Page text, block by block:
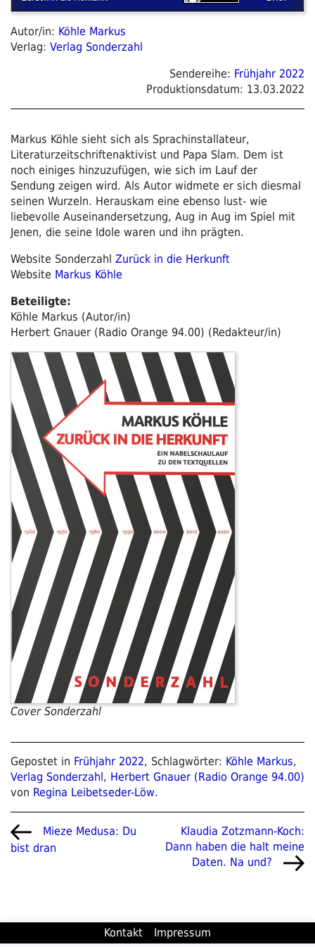
Autor/in: Köhle Markus
Verlag: Verlag Sonderzahl
Sendereihe: Frühjahr 2022
Produktionsdatum: 13.03.2022
Markus Köhle sieht sich als Sprachinstallateur,
Literaturzeitschriftenaktivist und Papa Slam. Dem ist
noch einiges hinzuzufügen, wie sich im Lauf der
Sendung zeigen wird. Als Autor widmete er sich diesmal
seinen Wurzeln. Herauskam eine ebenso lust- wie
liebevolle Auseinandersetzung, Aug in Aug im Spiel mit
Jenen, die seine Idole waren und ihn prägten.
Website Sonderzahl Zurück in die Herkunft
Website Markus Köhle
Beteiligte:
Köhle Markus (Autor/in)
Herbert Gnauer (Radio Orange 94.00) (Redakteur/in)
Cover Sonderzahl
Gepostet in Frühjahr 2022, Schlagwörter: Köhle Markus,
Verlag Sonderzahl, Herbert Gnauer (Radio Orange 94.00)
von Regina Leibetseder-Löw.
Beitragsnavigation
Vorheriger
Beitrag
Mieze Medusa: Du
bist dran
Nächster
Beitrag
Klaudia Zotzmann-Koch:
Dann haben die halt meine
Daten. Na und?
Kontakt Impressum